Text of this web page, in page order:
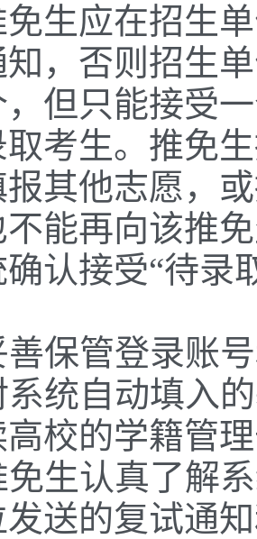
生应在招生
知，否则招生
但只能接受
取考生。推免
报其他志愿，
不能再向该推
认接受“待录
善保管登录账
系统自动填入
高校的学籍管
免生认真了解
发送的复试通